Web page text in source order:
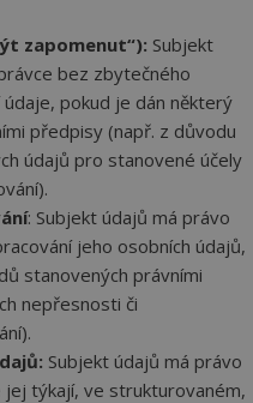
zapomenut“): Subjekt
bez zbytečného
pokud je dán některý
předpisy (např. z důvodu
údajů pro stanovené účely
: Subjekt údajů má právo
jeho osobních údajů,
stanovených právními
nepřesnosti či
Subjekt údajů má právo
týkají, ve strukturovaném,
Inc.
29 minut
56 sekund
To